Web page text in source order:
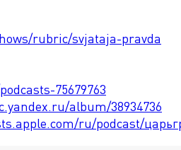
rubric/svjataja-pravda
75679763
album/38934736
ru/podcast/